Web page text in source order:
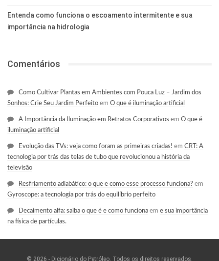
Entenda como funciona o escoamento intermitente e sua
importância na hidrologia
Comentários
Como Cultivar Plantas em Ambientes com Pouca Luz – Jardim dos
Sonhos: Crie Seu Jardim Perfeito em O que é iluminação artificial
A Importância da Iluminação em Retratos Corporativos em O que é
iluminação artificial
Evolução das TVs: veja como foram as primeiras criadas! em CRT: A
tecnologia por trás das telas de tubo que revolucionou a história da
televisão
Resfriamento adiabático: o que e como esse processo funciona? em
Gyroscope: a tecnologia por trás do equilíbrio perfeito
Decaimento alfa: saiba o que é e como funciona em e sua importância
na física de partículas.
© 2026 - Dicionário do Petróleo. Todos os direitos reservados.